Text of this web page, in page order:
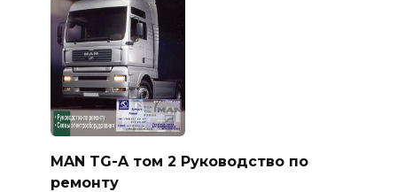
MAN TG-A том 2 Руководство по
ремонту